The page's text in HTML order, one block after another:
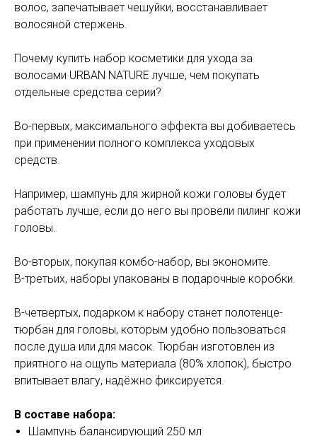
волос, запечатывает чешуйки, восстанавливает
волосяной стержень.
Почему купить набор косметики для ухода за
волосами URBAN NATURE лучше, чем покупать
отдельные средства серии?
Во-первых, максимального эффекта вы добиваетесь
при применении полного комплекса уходовых
средств.
Например, шампунь для жирной кожи головы будет
работать лучше, если до него вы провели пилинг кожи
головы.
Во-вторых, покупая комбо-набор, вы экономите.
В-третьих, наборы упакованы в подарочные коробки.
В-четвертых, подарком к набору станет полотенце-
тюрбан для головы, которым удобно пользоваться
после душа или для масок. Тюрбан изготовлен из
приятного на ощупь материала (80% хлопок), быстро
впитывает влагу, надёжно фиксируется.
В составе набора:
Шампунь балансирующий 250 мл